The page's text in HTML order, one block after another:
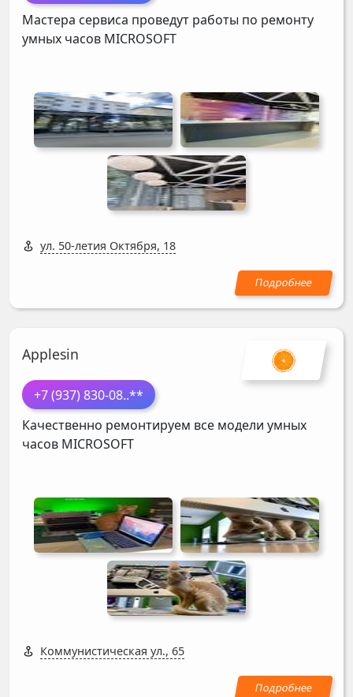
Мастера сервиса проведут работы по ремонту
умных часов MICROSOFT
ул. 50-летия Октября, 18
Applesin
+7 (937) 830-08..**
Качественно ремонтируем все модели умных
часов MICROSOFT
Коммунистическая ул., 65